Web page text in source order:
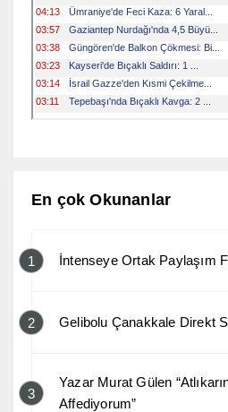
En çok Okunanlar
1 İntenseye Ortak Paylaşım
2 Gelibolu Çanakkale Direkt
3
Yazar Murat Gülen
Affediyorum”